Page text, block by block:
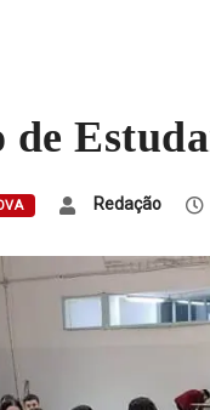
de
Redação